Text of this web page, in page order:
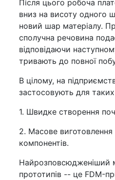
Після цього робоча
вниз на висоту одного
новий шар матеріалу.
сполучна речовина
відповідаючи
тривають до повної
В цілому, на
застосовують для
1. Швидке створення
2. Масове
компонентів.
Найрозповсюдженіший
прототипів -- це FDM-